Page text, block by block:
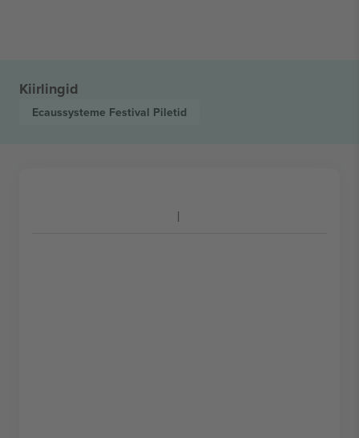
Kiirlingid
Ecaussysteme Festival Piletid